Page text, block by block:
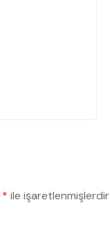
* ile işaretlenmişlerdir